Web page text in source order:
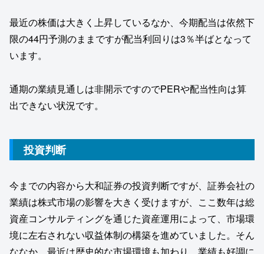
最近の株価は大きく上昇しているなか、今期配当は依然下
限の44円予測のままですが配当利回りは3％半ばとなって
います。
通期の業績見通しは非開示ですのでPERや配当性向は算
出できない状況です。
投資判断
今までの内容から大和証券の投資判断ですが、証券会社の
業績は株式市場の影響を大きく受けますが、ここ数年は総
資産コンサルティングを通じた資産運用によって、市場環
境に左右されない収益体制の構築を進めていました。そん